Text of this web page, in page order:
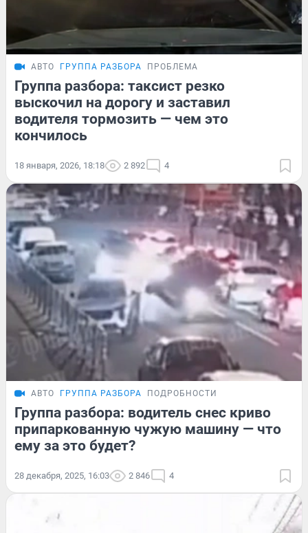
АВТО ГРУППА РАЗБОРА ПРОБЛЕМА
Группа разбора: таксист резко
выскочил на дорогу и заставил
водителя тормозить — чем это
кончилось
18 января, 2026, 18:18 2 892 4
АВТО ГРУППА РАЗБОРА ПОДРОБНОСТИ
Группа разбора: водитель снес криво
припаркованную чужую машину — что
ему за это будет?
28 декабря, 2025, 16:03 2 846 4